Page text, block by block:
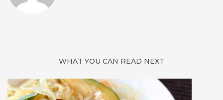
WHAT YOU CAN READ NEXT